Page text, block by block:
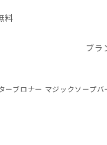
料
ブラ
ーブロナー マジックソープ